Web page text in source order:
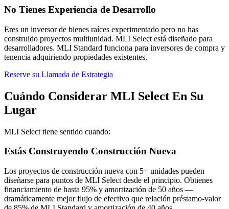
No Tienes Experiencia de Desarrollo
Eres un inversor de bienes raíces experimentado pero no has
construido proyectos multiunidad. MLI Select está diseñado para
desarrolladores. MLI Standard funciona para inversores de compra y
tenencia adquiriendo propiedades existentes.
Reserve su Llamada de Estrategia
Cuándo Considerar MLI Select En Su
Lugar
MLI Select tiene sentido cuando:
Estás Construyendo Construcción Nueva
Los proyectos de construcción nueva con 5+ unidades pueden
diseñarse para puntos de MLI Select desde el principio. Obtienes
financiamiento de hasta 95% y amortización de 50 años —
dramáticamente mejor flujo de efectivo que relación préstamo-valor